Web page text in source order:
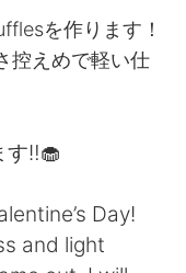
を作ります！
控えめで軽い仕
す‼︎🧁
Day!
and light